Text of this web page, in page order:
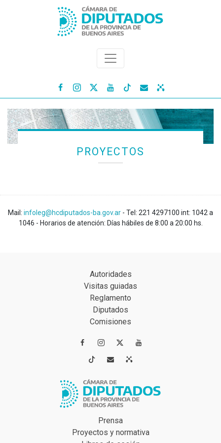
   
PROYECTOS
Mail: infoleg@hcdiputados-ba.gov.ar - Tel: 221 4297100 int: 1042 a
1046 - Horarios de atención: Días hábiles de 8:00 a 20:00 hs.
Autoridades
Visitas guiadas
Reglamento
Diputados
Comisiones
 
 
Prensa
Proyectos y normativa